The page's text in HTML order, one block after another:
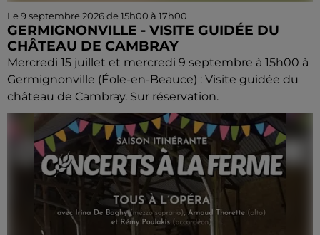
Le 9 septembre 2026 de 15h00 à 17h00
GERMIGNONVILLE - VISITE GUIDÉE DU
CHÂTEAU DE CAMBRAY
Mercredi 15 juillet et mercredi 9 septembre à 15h00 à
Germignonville (Éole-en-Beauce) : Visite guidée du
château de Cambray. Sur réservation.